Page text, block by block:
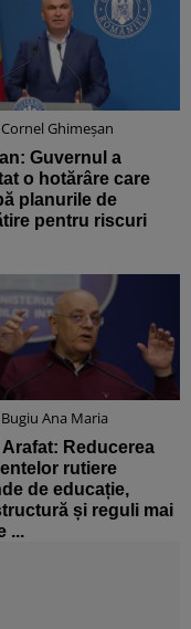
Cornel Ghimeșan
Guvernul a
o hotărâre care
planurile de
pentru riscuri
Bugiu ⁠Ana Maria
Arafat: Reducerea
rutiere
de educație,
și reguli mai
...